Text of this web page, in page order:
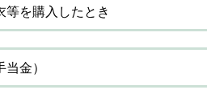
等を購入したとき
金）